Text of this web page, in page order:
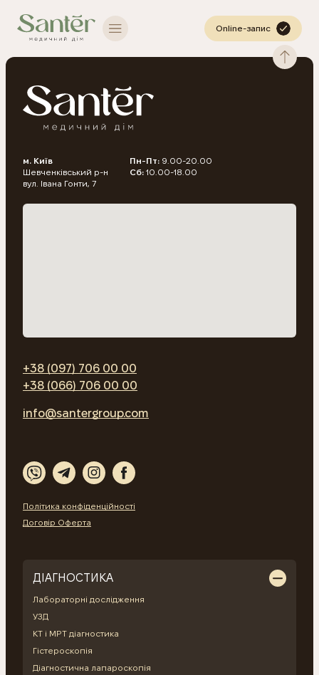
Online-запис
Пн-Пт: 9.00-20.00
Сб: 10.00-18.00
м. Київ
Шевченківський р-н
вул. Івана Гонти, 7
+38 (097) 706 00 00
+38 (066) 706 00 00
info@santergroup.com
Політика конфіденційності
Договір Оферта
ДІАГНОСТИКА
Лабораторні дослідження
УЗД
КТ і МРТ діагностика
Гістероскопія
Діагностична лапароскопія